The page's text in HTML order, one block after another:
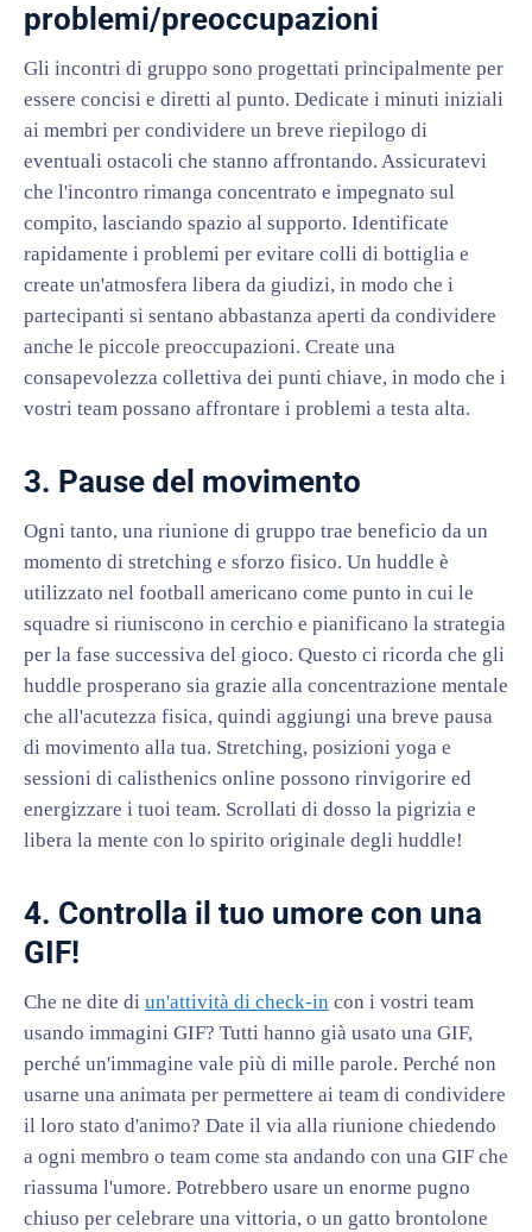
problemi/preoccupazioni
Gli incontri di gruppo sono progettati principalmente per
essere concisi e diretti al punto. Dedicate i minuti iniziali
ai membri per condividere un breve riepilogo di
eventuali ostacoli che stanno affrontando. Assicuratevi
che l'incontro rimanga concentrato e impegnato sul
compito, lasciando spazio al supporto. Identificate
rapidamente i problemi per evitare colli di bottiglia e
create un'atmosfera libera da giudizi, in modo che i
partecipanti si sentano abbastanza aperti da condividere
anche le piccole preoccupazioni. Create una
consapevolezza collettiva dei punti chiave, in modo che i
vostri team possano affrontare i problemi a testa alta.
3. Pause del movimento
Ogni tanto, una riunione di gruppo trae beneficio da un
momento di stretching e sforzo fisico. Un huddle è
utilizzato nel football americano come punto in cui le
squadre si riuniscono in cerchio e pianificano la strategia
per la fase successiva del gioco. Questo ci ricorda che gli
huddle prosperano sia grazie alla concentrazione mentale
che all'acutezza fisica, quindi aggiungi una breve pausa
di movimento alla tua. Stretching, posizioni yoga e
sessioni di calisthenics online possono rinvigorire ed
energizzare i tuoi team. Scrollati di dosso la pigrizia e
libera la mente con lo spirito originale degli huddle!
4. Controlla il tuo umore con una
GIF!
Che ne dite di un'attività di check-in con i vostri team
usando immagini GIF? Tutti hanno già usato una GIF,
perché un'immagine vale più di mille parole. Perché non
usarne una animata per permettere ai team di condividere
il loro stato d'animo? Date il via alla riunione chiedendo
a ogni membro o team come sta andando con una GIF che
riassuma l'umore. Potrebbero usare un enorme pugno
chiuso per celebrare una vittoria, o un gatto brontolone